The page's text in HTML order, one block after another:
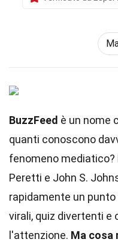
BuzzFeed è un nome
quanti conoscono
fenomeno mediatico?
Peretti e John S.
rapidamente un
virali, quiz divertenti
l'attenzione. Ma cosa